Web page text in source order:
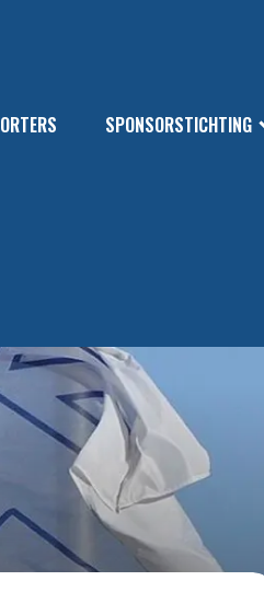
SPONSORSTICHTING
Bekijk alle foto's